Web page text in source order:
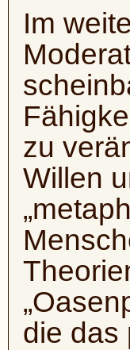
Im
zu
Willen
die das